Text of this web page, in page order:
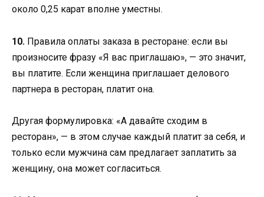
около 0,25 карат вполне уместны.
10. Правила оплаты заказа в ресторане: если вы
произносите фразу «Я вас приглашаю», — это значит,
вы платите. Если женщина приглашает делового
партнера в ресторан, платит она.
Другая формулировка: «А давайте сходим в
ресторан», — в этом случае каждый платит за себя, и
только если мужчина сам предлагает заплатить за
женщину, она может согласиться.